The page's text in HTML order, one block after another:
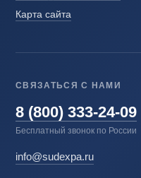
Карта сайта
СВЯЗАТЬСЯ С НАМИ
8 (800) 333-24-09
Бесплатный звонок по России
info@sudexpa.ru